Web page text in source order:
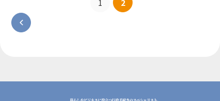
1 2